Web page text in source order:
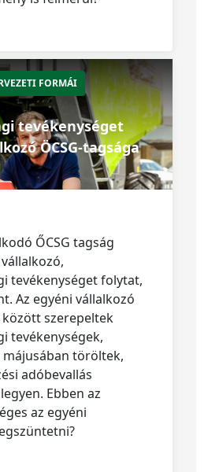
FORMÁI
tevékenységet
ÖCSG-tagsága
ŐCSG tagság
tevékenységet folytat,
Az egyéni vállalkozó
szerepeltek
tevékenységek,
májusában töröltek,
adóbevallás
Ebben az
az egyéni